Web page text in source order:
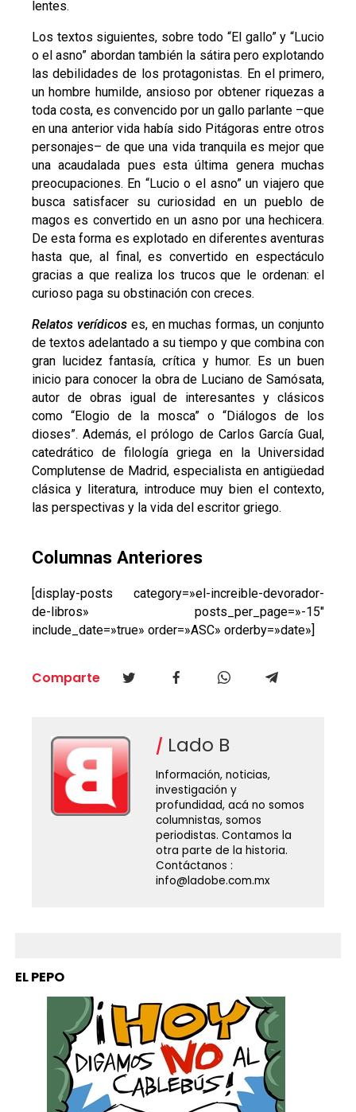
lentes.
Los textos siguientes, sobre todo “El gallo” y “Lucio
o el asno” abordan también la sátira pero explotando
las debilidades de los protagonistas. En el primero,
un hombre humilde, ansioso por obtener riquezas a
toda costa, es convencido por un gallo parlante –que
en una anterior vida había sido Pitágoras entre otros
personajes– de que una vida tranquila es mejor que
una acaudalada pues esta última genera muchas
preocupaciones. En “Lucio o el asno” un viajero que
busca satisfacer su curiosidad en un pueblo de
magos es convertido en un asno por una hechicera.
De esta forma es explotado en diferentes aventuras
hasta que, al final, es convertido en espectáculo
gracias a que realiza los trucos que le ordenan: el
curioso paga su obstinación con creces.
Relatos verídicoses, en muchas formas, un conjunto
de textos adelantado a su tiempo y que combina con
gran lucidez fantasía, crítica y humor. Es un buen
inicio para conocer la obra de Luciano de Samósata,
autor de obras igual de interesantes y clásicos
como “Elogio de la mosca” o “Diálogos de los
dioses”. Además, el prólogo de Carlos García Gual,
catedrático de filología griega en la Universidad
Complutense de Madrid, especialista en antigüedad
clásica y literatura, introduce muy bien el contexto,
las perspectivas y la vida del escritor griego.
Columnas Anteriores
[display-posts category=»el-increible-devorador-
de-libros» posts_per_page=»-15″
include_date=»true» order=»ASC» orderby=»date»]
Comparte
Lado B
Información, noticias,
investigación y
profundidad, acá no somos
columnistas, somos
periodistas. Contamos la
otra parte de la historia.
Contáctanos :
info@ladobe.com.mx
EL PEPO